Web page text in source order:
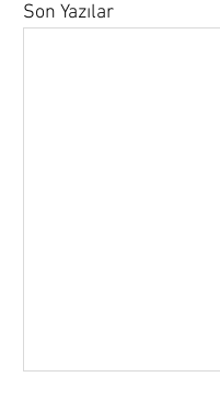
Son Yazılar